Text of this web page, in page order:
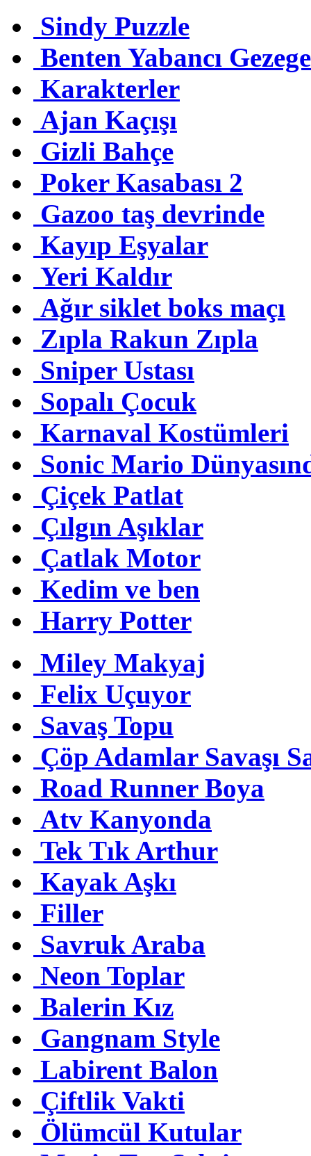
Sindy Puzzle
Benten Yabancı
Karakterler
Ajan Kaçışı
Gizli Bahçe
Poker Kasabası 2
Gazoo taş devrinde
Kayıp Eşyalar
Yeri Kaldır
Ağır siklet boks maçı
Zıpla Rakun Zıpla
Sniper Ustası
Sopalı Çocuk
Karnaval Kostümleri
Sonic Mario
Çiçek Patlat
Çılgın Aşıklar
Çatlak Motor
Kedim ve ben
Harry Potter
Miley Makyaj
Felix Uçuyor
Savaş Topu
Çöp Adamlar Savaşı
Road Runner Boya
Atv Kanyonda
Tek Tık Arthur
Kayak Aşkı
Filler
Savruk Araba
Neon Toplar
Balerin Kız
Gangnam Style
Labirent Balon
Çiftlik Vakti
Ölümcül Kutular